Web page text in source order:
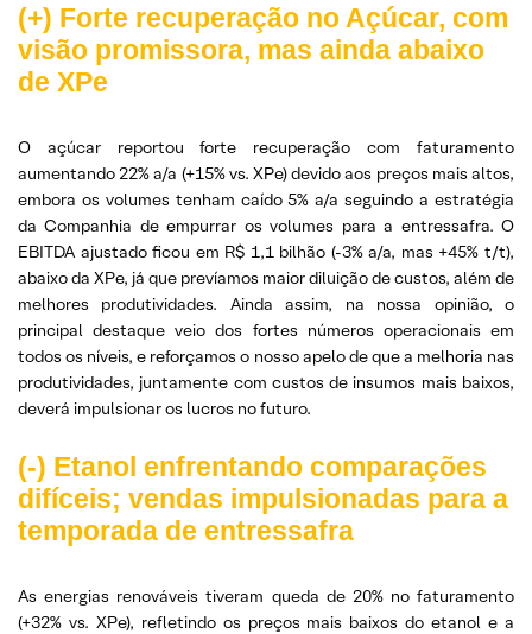
(+) Forte recuperação no Açúcar, com
visão promissora, mas ainda abaixo
de XPe
O açúcar reportou forte recuperação com faturamento
aumentando 22% a/a (+15% vs. XPe) devido aos preços mais altos,
embora os volumes tenham caído 5% a/a seguindo a estratégia
da Companhia de empurrar os volumes para a entressafra. O
EBITDA ajustado ficou em R$ 1,1 bilhão (-3% a/a, mas +45% t/t),
abaixo da XPe, já que prevíamos maior diluição de custos, além de
melhores produtividades. Ainda assim, na nossa opinião, o
principal destaque veio dos fortes números operacionais em
todos os níveis, e reforçamos o nosso apelo de que a melhoria nas
produtividades, juntamente com custos de insumos mais baixos,
deverá impulsionar os lucros no futuro.
(-) Etanol enfrentando comparações
difíceis; vendas impulsionadas para a
temporada de entressafra
As energias renováveis ​​tiveram queda de 20% no faturamento
(+32% vs. XPe), refletindo os preços mais baixos do etanol e a